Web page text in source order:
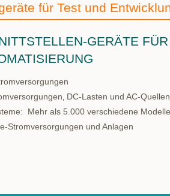
für Test und
GERÄTE
DC-Lasten und AC-Quellen
Mehr als 5.000 verschiedene Modelle
Stromversorgungen und Anlagen